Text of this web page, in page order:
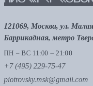
121069, Москва, ул.
Баррикадная, метро
ПН – ВС 11:00 – 21:00
+7 (495) 229-75-47
piotrovsky.msk@gmail.com